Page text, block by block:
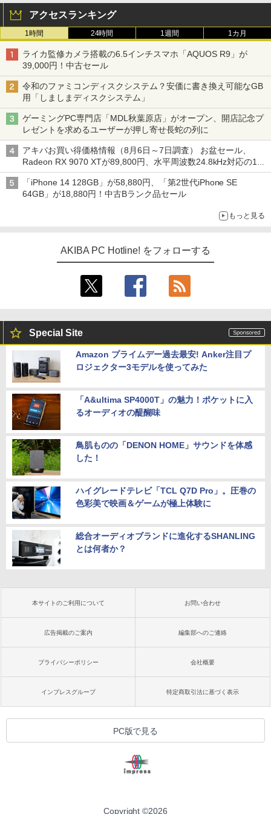
アクセスランキング
1時間 24時間 1週間 1カ月
ライカ監修カメラ搭載の6.5インチスマホ「AQUOS R9」が
39,000円！中古セール
令和のファミコンディスクシステム？安価に書き換え可能なGB
用「しましまディスクシステム」
ゲーミングPC専門店「MDL秋葉原店」がオープン、開店記念プ
レゼントを求めるユーザーが押し寄せ長蛇の列に
アキバお買い得価格情報（8月6日～7日調査） お盆セール、
Radeon RX 9070 XTが89,800円、水平周波数24.8kHz対応の17
型モニターが9,801円、暑さ指数連動セール ほか
「iPhone 14 128GB」が58,880円、「第2世代iPhone SE
64GB」が18,880円！中古Bランク品セール
もっと見る
AKIBA PC Hotline! をフォローする
Special Site
Amazon プライムデー過去最安! Anker注目プ
ロジェクター3モデルを使ってみた
「A&ultima SP4000T」の魅力！ポケットに入
るオーディオの醍醐味
鳥肌ものの「DENON HOME」サウンドを体感
した！
ハイグレードテレビ「TCL Q7D Pro」。圧巻の
色彩美で映画＆ゲームが極上体験に
総合オーディオブランドに進化するSHANLING
とは何者か？
本サイトのご利用について お問い合わせ
広告掲載のご案内 編集部へのご連絡
プライバシーポリシー 会社概要
インプレスグループ 特定商取引法に基づく表示
PC版で見る
Copyright ©2026